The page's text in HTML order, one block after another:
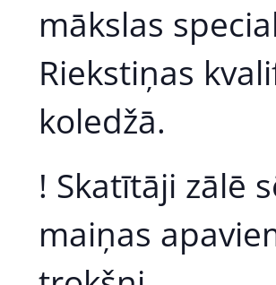
mākslas
Riekstiņas
koledžā.
! Skatītāji zālē
maiņas